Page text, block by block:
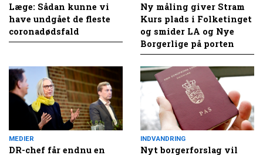
Læge: Sådan kunne vi
have undgået de fleste
coronadødsfald
Ny måling giver Stram
Kurs plads i Folketinget
og smider LA og Nye
Borgerlige på porten
MEDIER
DR-chef får endnu en
INDVANDRING
Nyt borgerforslag vil